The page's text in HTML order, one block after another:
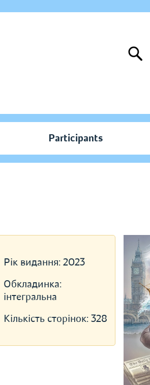
Participants
Рік видання: 2023
Обкладинка:
інтегральна
Кількість сторінок: 328